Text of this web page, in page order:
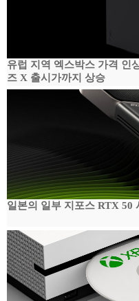
유럽 지역 엑스박스 가격 인
즈 X 출시가까지 상승
일본의 일부 지포스 RTX 50